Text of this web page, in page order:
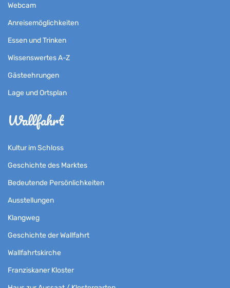
Webcam
Anreisemöglichkeiten
Essen und Trinken
Wissenswertes A-Z
Gästeehrungen
Lage und Ortsplan
Wallfahrt
Kultur im Schloss
Geschichte des Marktes
Bedeutende Persönlichkeiten
Ausstellungen
Klangweg
Geschichte der Wallfahrt
Wallfahrtskirche
Franziskaner Kloster